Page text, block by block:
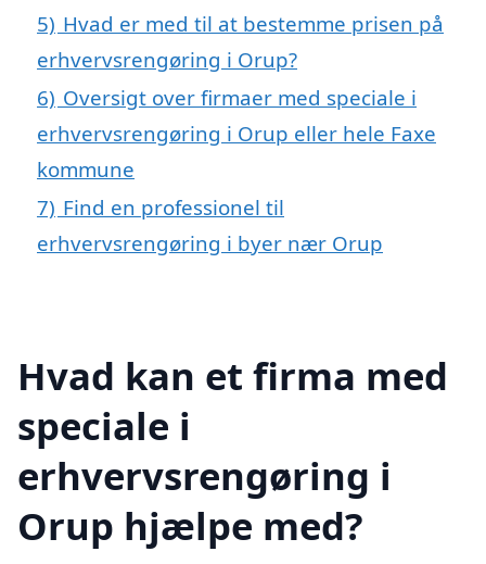
5) Hvad er med til at bestemme prisen på
erhvervsrengøring i Orup?
6) Oversigt over firmaer med speciale i
erhvervsrengøring i Orup eller hele Faxe
kommune
7) Find en professionel til
erhvervsrengøring i byer nær Orup
Hvad kan et firma med
speciale i
erhvervsrengøring i
Orup hjælpe med?